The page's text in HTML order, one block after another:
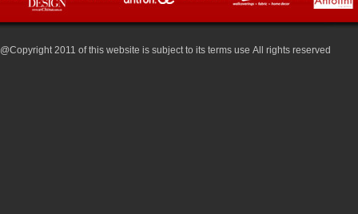
@Copyright 2011 of this website is subject to its terms use All rights reserved